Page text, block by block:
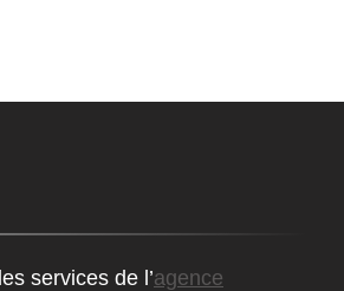
services de l’agence